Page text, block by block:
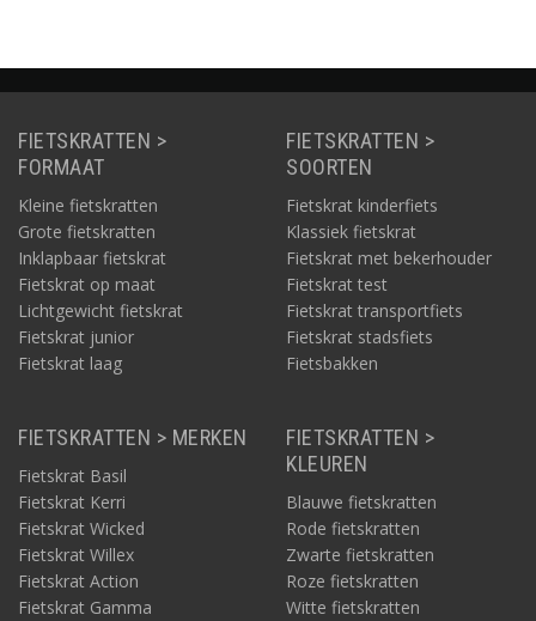
FIETSKRATTEN >
FORMAAT
Kleine fietskratten
Grote fietskratten
Inklapbaar fietskrat
Fietskrat op maat
Lichtgewicht fietskrat
Fietskrat junior
Fietskrat laag
FIETSKRATTEN >
SOORTEN
Fietskrat kinderfiets
Klassiek fietskrat
Fietskrat met bekerhouder
Fietskrat test
Fietskrat transportfiets
Fietskrat stadsfiets
Fietsbakken
FIETSKRATTEN > MERKEN
Fietskrat Basil
Fietskrat Kerri
Fietskrat Wicked
Fietskrat Willex
Fietskrat Action
Fietskrat Gamma
FIETSKRATTEN >
KLEUREN
Blauwe fietskratten
Rode fietskratten
Zwarte fietskratten
Roze fietskratten
Witte fietskratten